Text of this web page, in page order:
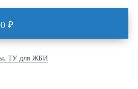
₽
ТУ для ЖБИ